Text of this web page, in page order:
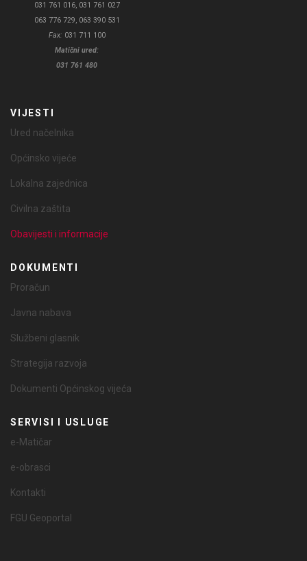
031 761 016, 031 761 027
063 776 729, 063 390 531
Fax: 031 711 100
Matični ured:
031 761 480
VIJESTI
Ured načelnika
Općinsko vijeće
Lokalna zajednica
Civilna zaštita
Obavijesti i informacije
DOKUMENTI
Proračun
Javna nabava
Službeni glasnik
Strategija razvoja
Dokumenti Općinskog vijeća
SERVISI I USLUGE
e-Matičar
e-obrasci
Kontakti
FGU Geoportal